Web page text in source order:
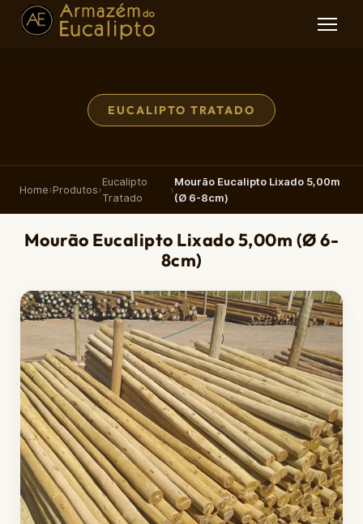
EUCALIPTO TRATADO
Home›Produtos›
Eucalipto
Tratado
›
Mourão Eucalipto Lixado 5,00m
(Ø 6-8cm)
Mourão Eucalipto Lixado 5,00m (Ø 6-
8cm)